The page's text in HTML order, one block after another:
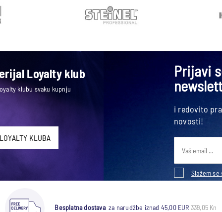
Loyalty klub
klubu svaku kupnju
KLUBA
Prijavi
i redovito
novosti!
Slažem
Besplatna dostavaza narudžbe iznad 45,00 EUR 339,05 Kn